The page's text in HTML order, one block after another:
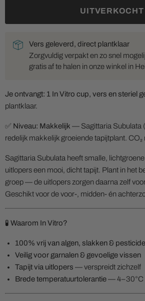
UITVERKOCHT
Vers geleverd, direct plantklaar
Zorgvuldig verpakt en zo snel
gratis af te halen in onze winkel in
Je ontvangt: 1 In Vitro cup, vers en steriel
plantklaar.
✅ Niveau: Makkelijk — Sagittaria Subulata
redelijk makkelijk groeiende tapijtplant. CO₂
Sagittaria Subulata heeft smalle,
uitlopers een mooi, dicht tapijt. Plant in het
groep — de uitlopers zorgen daarna zelf
Geschikt voor de voor-, midden- én
🧪 Waarom In Vitro?
100% vrij van algen, slakken &
Veilig voor garnalen & gevoelige vissen
Tapijt via uitlopers — verspreidt zichzelf
Brede temperatuurtolerantie— 4–30°C